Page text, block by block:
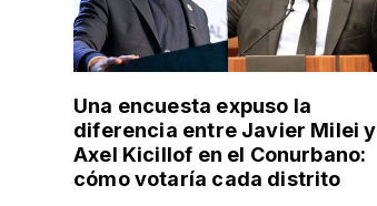
Una encuesta expuso la
diferencia entre Javier Milei y
Axel Kicillof en el Conurbano:
cómo votaría cada distrito